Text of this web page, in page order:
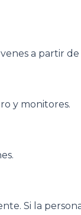
a partir de
y monitores.
Si la